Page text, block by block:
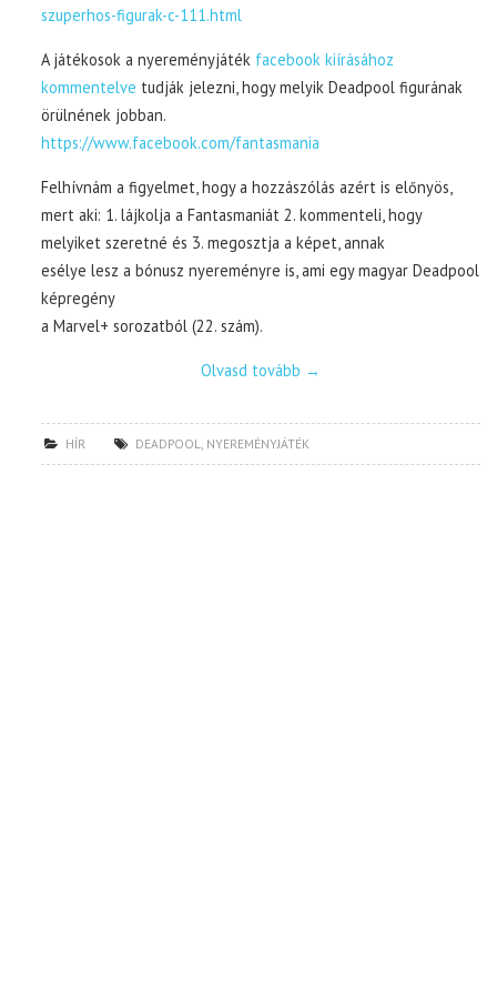
szuperhos-figurak-c-111.html
A játékosok a nyereményjáték facebook kiírásához
kommentelve tudják jelezni, hogy melyik Deadpool figurának
örülnének jobban.
https://www.facebook.com/fantasmania
Felhívnám a figyelmet, hogy a hozzászólás azért is előnyös,
mert aki: 1. lájkolja a Fantasmaniát 2. kommenteli, hogy
melyiket szeretné és 3. megosztja a képet, annak
esélye lesz a bónusz nyereményre is, ami egy magyar Deadpool
képregény
a Marvel+ sorozatból (22. szám).
Olvasd tovább →
HÍR DEADPOOL, NYEREMÉNYJÁTÉK